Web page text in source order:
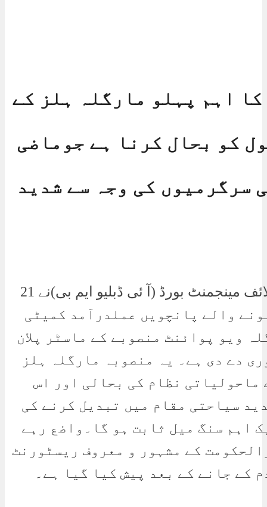
اہم پہلو مارگلہ ہلز کے
کو بحال کرنا ہے جوماضی
سرگرمیوں کی وجہ سے شدید
اسلام آباد وائلڈ لائف مینجمنٹ بورڈ (آ ئی ڈبلیو ایم بی)نے 21
2024 کو ہونے والے پانچویں عملدرآمد کمیٹی
ویو پوائنٹ منصوبے کے ماسٹر پلان
دے دی ہے۔ یہ منصوبہ مارگلہ ہلز
ماحولیاتی نظام کی بحالی اور اس
سیاحتی مقام میں تبدیل کرنے کی
اہم سنگ میل ثابت ہو گا۔واضع رہے
کے مشہور و معروف ریسٹورنٹ
کے جانے کے بعد پیش کیا گیا ہے۔